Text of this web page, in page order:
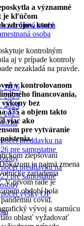
činná osoba
osoba
2026
2025
2024
2023
preddavku na
pre samostatne
preddavku na
pre samostatne
výšky OP
a významné
je kľúčom
zdrojov, ktoré
kontrolným
aj v prípade kontroly
nezakladá na pravde.
v kontrolovanom
financovania,
bez
375 a objem takto
viac ako
pre vytváranie
zlepšovaní
je najmä zmena
zariadenia
V prvom rade je
období bola
covid.
vývoj a starnúcu
oblasť vyžadovať